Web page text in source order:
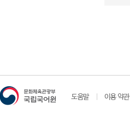
도움말 이용 약관